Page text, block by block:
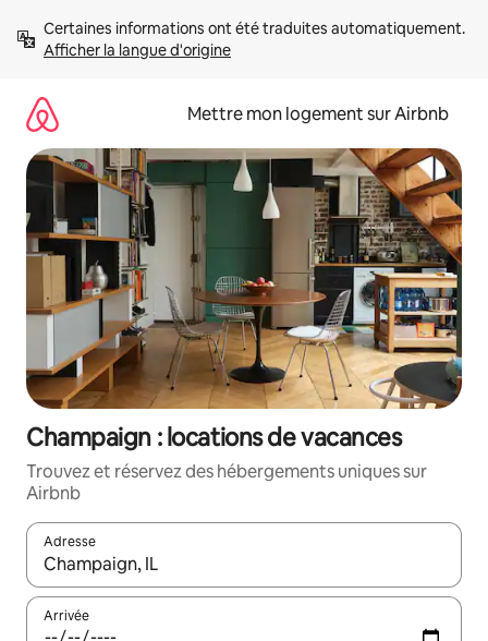
directement
Afficher la langue d'origine
Mettre mon logement sur Airbnb
Champaign : locations de vacances
Trouvez et réservez des hébergements uniques sur
Airbnb
Adresse
Lorsque les résultats s'affichent, utilisez les flèches vers le
Arrivée